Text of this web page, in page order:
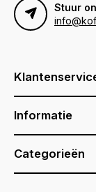
Stuur
Informatie
Categorieën